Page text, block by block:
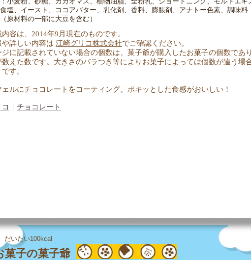
塩、イースト、ココアバター、乳化剤、香料、膨脹剤、アナトー色素、調味料
原材料の一部に大豆を含む）
内容は、2014年9月現在のものです。
詳しい内容は 江崎グリコ株式会社でご確認ください。
に記載されていない場合の個数は、菓子爺が購入したお菓子の個数であり
数えた数です。大きさのバラつき等によりお菓子によっては個数が違う場
す。
ェルにチョコレートをコーティング。ポキッとした食感がおいしい！
チョコレート
だいたい100kcal
菓子の菓子爺